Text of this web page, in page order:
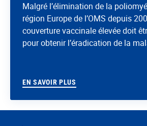
Malgré l’élimination de la
région Europe de l’OMS depuis
couverture vaccinale élevée doit
pour obtenir l’éradication de la
EN SAVOIR PLUS